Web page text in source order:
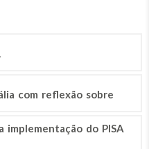
com reflexão sobre
implementação do PISA